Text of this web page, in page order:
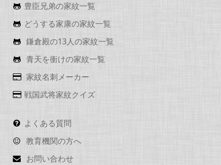
豊臣兄弟の家紋一覧
どうする家康の家紋一覧
鎌倉殿の13人の家紋一覧
青天を衝けの家紋一覧
家紋名刺メーカー
戦国武将家紋クイズ
よくある質問
教育機関の方へ
お問い合わせ